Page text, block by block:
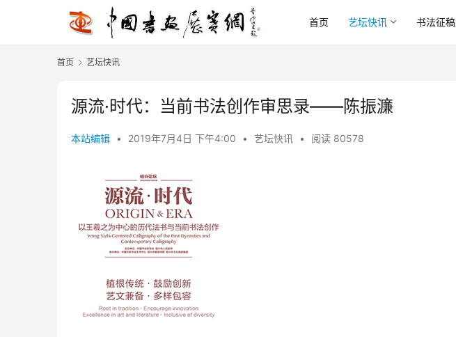
首页 艺坛快讯 书法征稿
首页 艺坛快讯
源流·时代：当前书法创作审思录——陈振濂
本站编辑 • 2019年7月4日 下午4:00 • 艺坛快讯 • 阅读 80578